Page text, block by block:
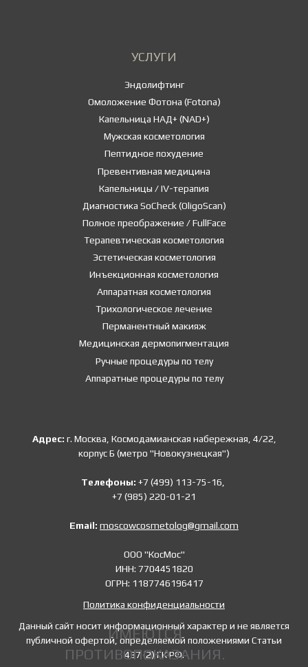
УСЛУГИ
Эндолифтинг
Омоложение Фотона (Fotona)
Капельница НАД+ (NAD+)
Мужская косметология
Пептидное похудение
Превентивная медицина
Капельницы / IV-терапия
Диагностика SoCheck (OligoScan)
Полное преображение / FullFace
Терапевтическая косметология
Эстетическая косметология
Инъекционная косметология
Аппаратная косметология
Трихологическое лечение
Перманентный макияж
Медицинская дермопигментация
Ручные процедуры по телу
Аппаратные процедуры по телу
Адрес: г. Москва, Космодамианская набережная, 4/22,
корпус Б (метро "Новокузнецкая")
Телефоны: +7 (499) 113-75-16,
+7 (985) 220-01-21
Email: moscowcosmetolog@gmail.com
ООО "КосМос"
ИНН: 7704451820
ОГРН: 1187746196417
Политика конфиденциальности
Данный сайт носит информационный характер и не является
публичной офертой, определяемой положениями Статьи
437 (2) ГК РФ.
ИМЕЮТСЯ
ПРОТИВОПОКАЗАНИЯ.